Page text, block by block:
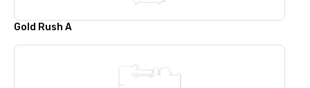
Gold Rush A